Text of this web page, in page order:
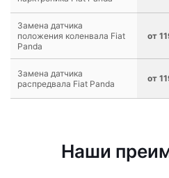
Замена датчика
положения коленвала Fiat
Panda
от
Замена датчика
распредвала Fiat Panda
от
Наши